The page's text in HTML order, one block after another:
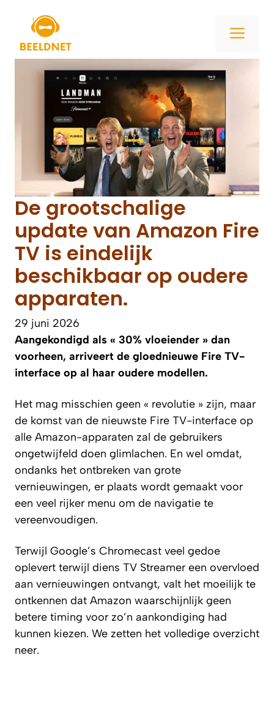
inhoud
De grootschalige
update van Amazon Fire
TV is eindelijk
beschikbaar op oudere
apparaten.
29 juni 2026
Aangekondigd als « 30% vloeiender » dan
voorheen, arriveert de gloednieuwe Fire TV-
interface op al haar oudere modellen.
Het mag misschien geen « revolutie » zijn, maar
de komst van de nieuwste Fire TV-interface op
alle Amazon-apparaten zal de gebruikers
ongetwijfeld doen glimlachen. En wel omdat,
ondanks het ontbreken van grote
vernieuwingen, er plaats wordt gemaakt voor
een veel rijker menu om de navigatie te
vereenvoudigen.
Terwijl Google’s Chromecast veel gedoe
oplevert terwijl diens TV Streamer een overvloed
aan vernieuwingen ontvangt, valt het moeilijk te
ontkennen dat Amazon waarschijnlijk geen
betere timing voor zo’n aankondiging had
kunnen kiezen. We zetten het volledige overzicht
neer.